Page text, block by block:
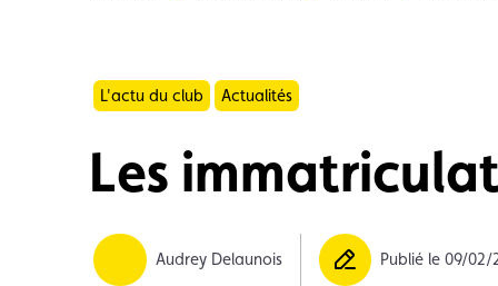
Suggestions
L'actu du club Actualités
Les
Audrey Delaunois Publié le 09/02/